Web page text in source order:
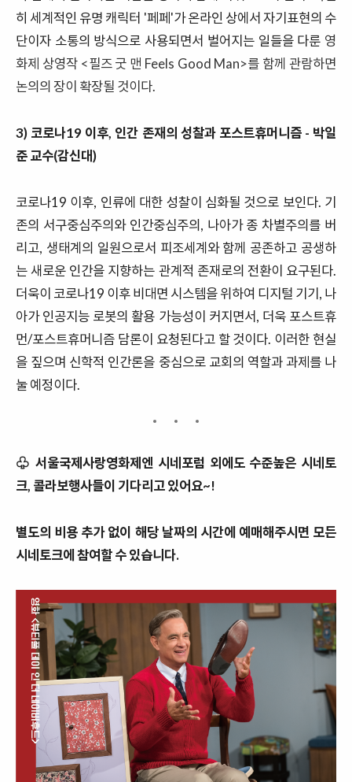
히 세계적인 유명 캐릭터 '페페'가 온라인 상에서 자기표현의 수
단이자 소통의 방식으로 사용되면서 벌어지는 일들을 다룬 영
화제 상영작 <필즈 굿 맨 Feels Good Man>를 함께 관람하면
논의의 장이 확장될 것이다.
3) 코로나19 이후, 인간 존재의 성찰과 포스트휴머니즘 - 박일
준 교수(감신대)
코로나19 이후, 인류에 대한 성찰이 심화될 것으로 보인다. 기
존의 서구중심주의와 인간중심주의 , 나아가 종 차별주의를 버
리고, 생태계의 일원으로서 피조세계와 함께 공존하고 공생하
는 새로운 인간을 지향하는 관계적 존재로의 전환이 요구된다.
더욱이 코로나19 이후 비대면 시스템을 위하여 디지털 기기 , 나
아가 인공지능 로봇의 활용 가능성이 커지면서, 더욱 포스트휴
먼/포스트휴머니즘 담론이 요청된다고 할 것이다. 이러한 현실
을 짚으며 신학적 인간론을 중심으로 교회의 역할과 과제를 나
눌 예정이다.
♧ 서울국제사랑영화제엔 시네포럼 외에도 수준높은 시네토
크, 콜라보행사들이 기다리고 있어요~!
별도의 비용 추가 없이 해당 날짜의 시간에 예매해주시면 모든
시네토크에 참여할 수 있습니다.